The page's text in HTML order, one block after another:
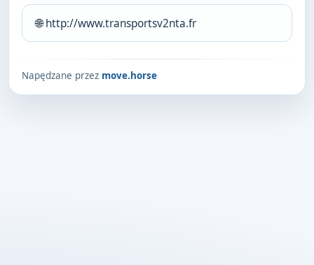
🌐 http://www.transportsv2nta.fr
Napędzane przez move.horse